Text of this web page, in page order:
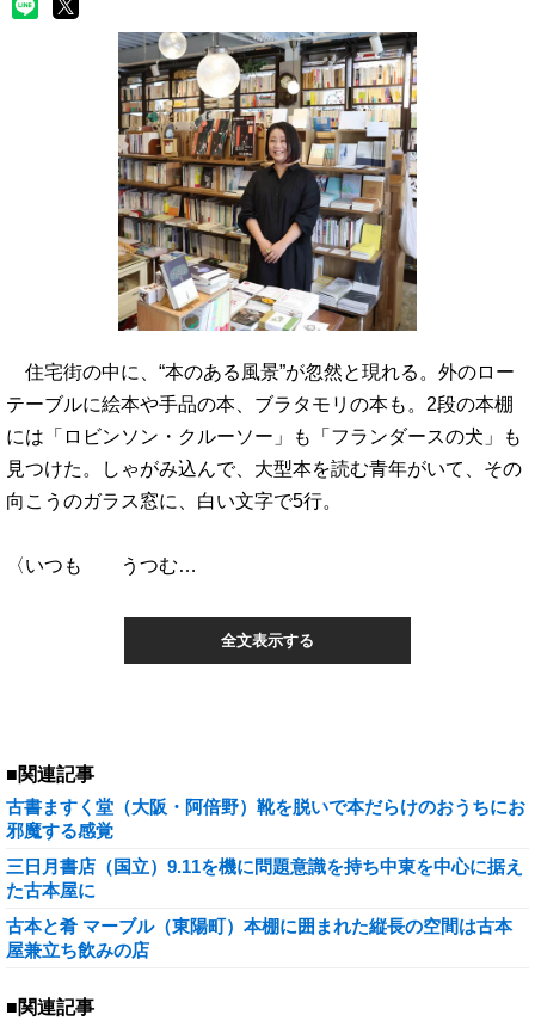
住宅街の中に、“本のある風景”が忽然と現れる。外のロー
テーブルに絵本や手品の本、ブラタモリの本も。2段の本棚
には「ロビンソン・クルーソー」も「フランダースの犬」も
見つけた。しゃがみ込んで、大型本を読む青年がいて、その
向こうのガラス窓に、白い文字で5行。
〈いつも うつむ…
全文表示する
■関連記事
古書ますく堂（大阪・阿倍野）靴を脱いで本だらけのおうちにお
邪魔する感覚
三日月書店（国立）9.11を機に問題意識を持ち中東を中心に据え
た古本屋に
古本と肴 マーブル（東陽町）本棚に囲まれた縦長の空間は古本
屋兼立ち飲みの店
■関連記事